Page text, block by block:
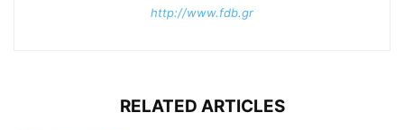
http://www.fdb.gr
RELATED ARTICLES